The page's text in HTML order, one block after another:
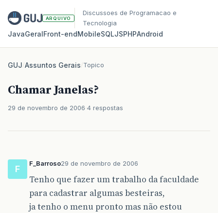
ARQUIVO
Discussoes de Programacao e
Tecnologia
JavaGeralFront‑endMobileSQLJSPHPAndroid
GUJ/Assuntos Gerais/Topico
Chamar Janelas?
29 de novembro de 2006 4 respostas
F
F_Barroso29 de novembro de 2006
Tenho que fazer um trabalho da faculdade
para cadastrar algumas besteiras,
ja tenho o menu pronto mas não estou